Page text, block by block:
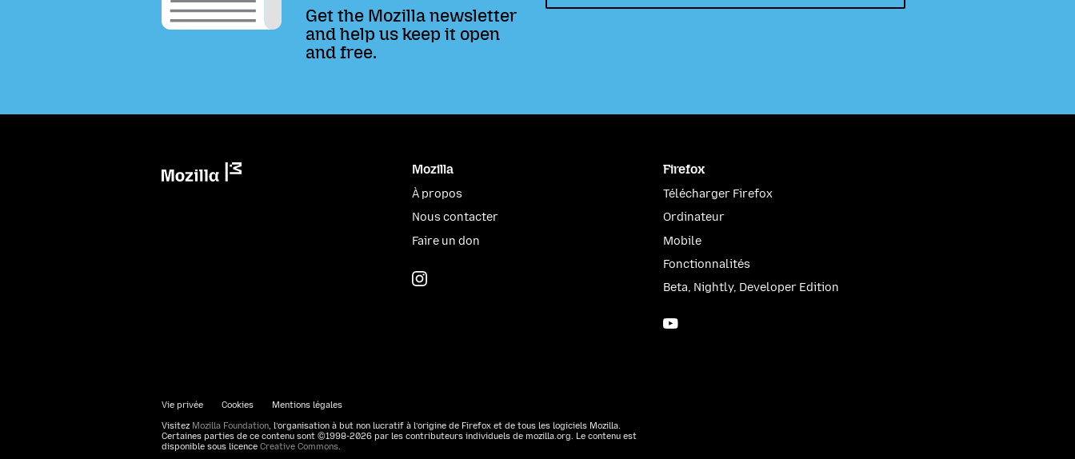
Get the Mozilla newsletter
and help us keep it open
and free.
Mozilla
À propos
Nous contacter
Faire un don
Firefox
Télécharger Firefox
Ordinateur
Mobile
Fonctionnalités
Beta, Nightly, Developer Edition
Vie privée Cookies Mentions légales
Visitez Mozilla Foundation, l’organisation à but non lucratif à l’origine de Firefox et de tous les logiciels Mozilla.
Certaines parties de ce contenu sont ©1998-2026 par les contributeurs individuels de mozilla.org. Le contenu est
disponible sous licence Creative Commons.